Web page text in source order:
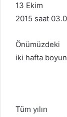
13 Ekim
2015 saat
Önümüzdeki
iki hafta
Tüm yılın